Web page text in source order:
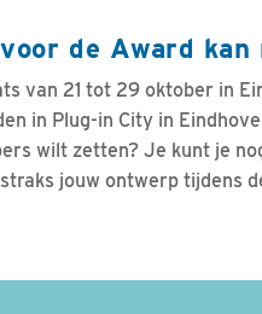
de Award kan
van 21 tot 29 oktober in
in Plug-in City in
wilt zetten? Je kunt je
jouw ontwerp tijdens